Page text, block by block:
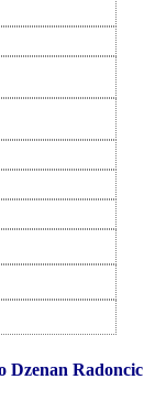
Dzenan Radoncic